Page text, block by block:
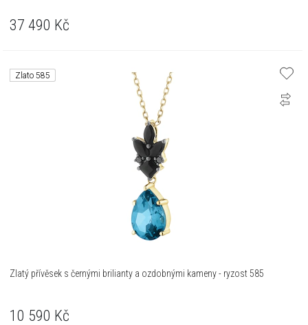
37 490 Kč
Zlato 585
Zlatý přívěsek s černými brilianty a ozdobnými kameny - ryzost 585
10 590 Kč